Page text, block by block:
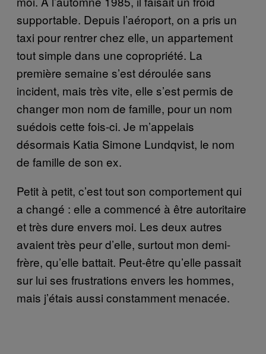
supportable. Depuis l’aéroport, on a pris un
taxi pour rentrer chez elle, un appartement
tout simple dans une copropriété. La
première semaine s’est déroulée sans
incident, mais très vite, elle s’est permis de
changer mon nom de famille, pour un nom
suédois cette fois-ci. Je m’appelais
désormais Katia Simone Lundqvist, le nom
de famille de son ex.
Petit à petit, c’est tout son comportement qui
a changé : elle a commencé à être autoritaire
et très dure envers moi. Les deux autres
avaient très peur d’elle, surtout mon demi-
frère, qu’elle battait. Peut-être qu’elle passait
sur lui ses frustrations envers les hommes,
mais j’étais aussi constamment menacée.